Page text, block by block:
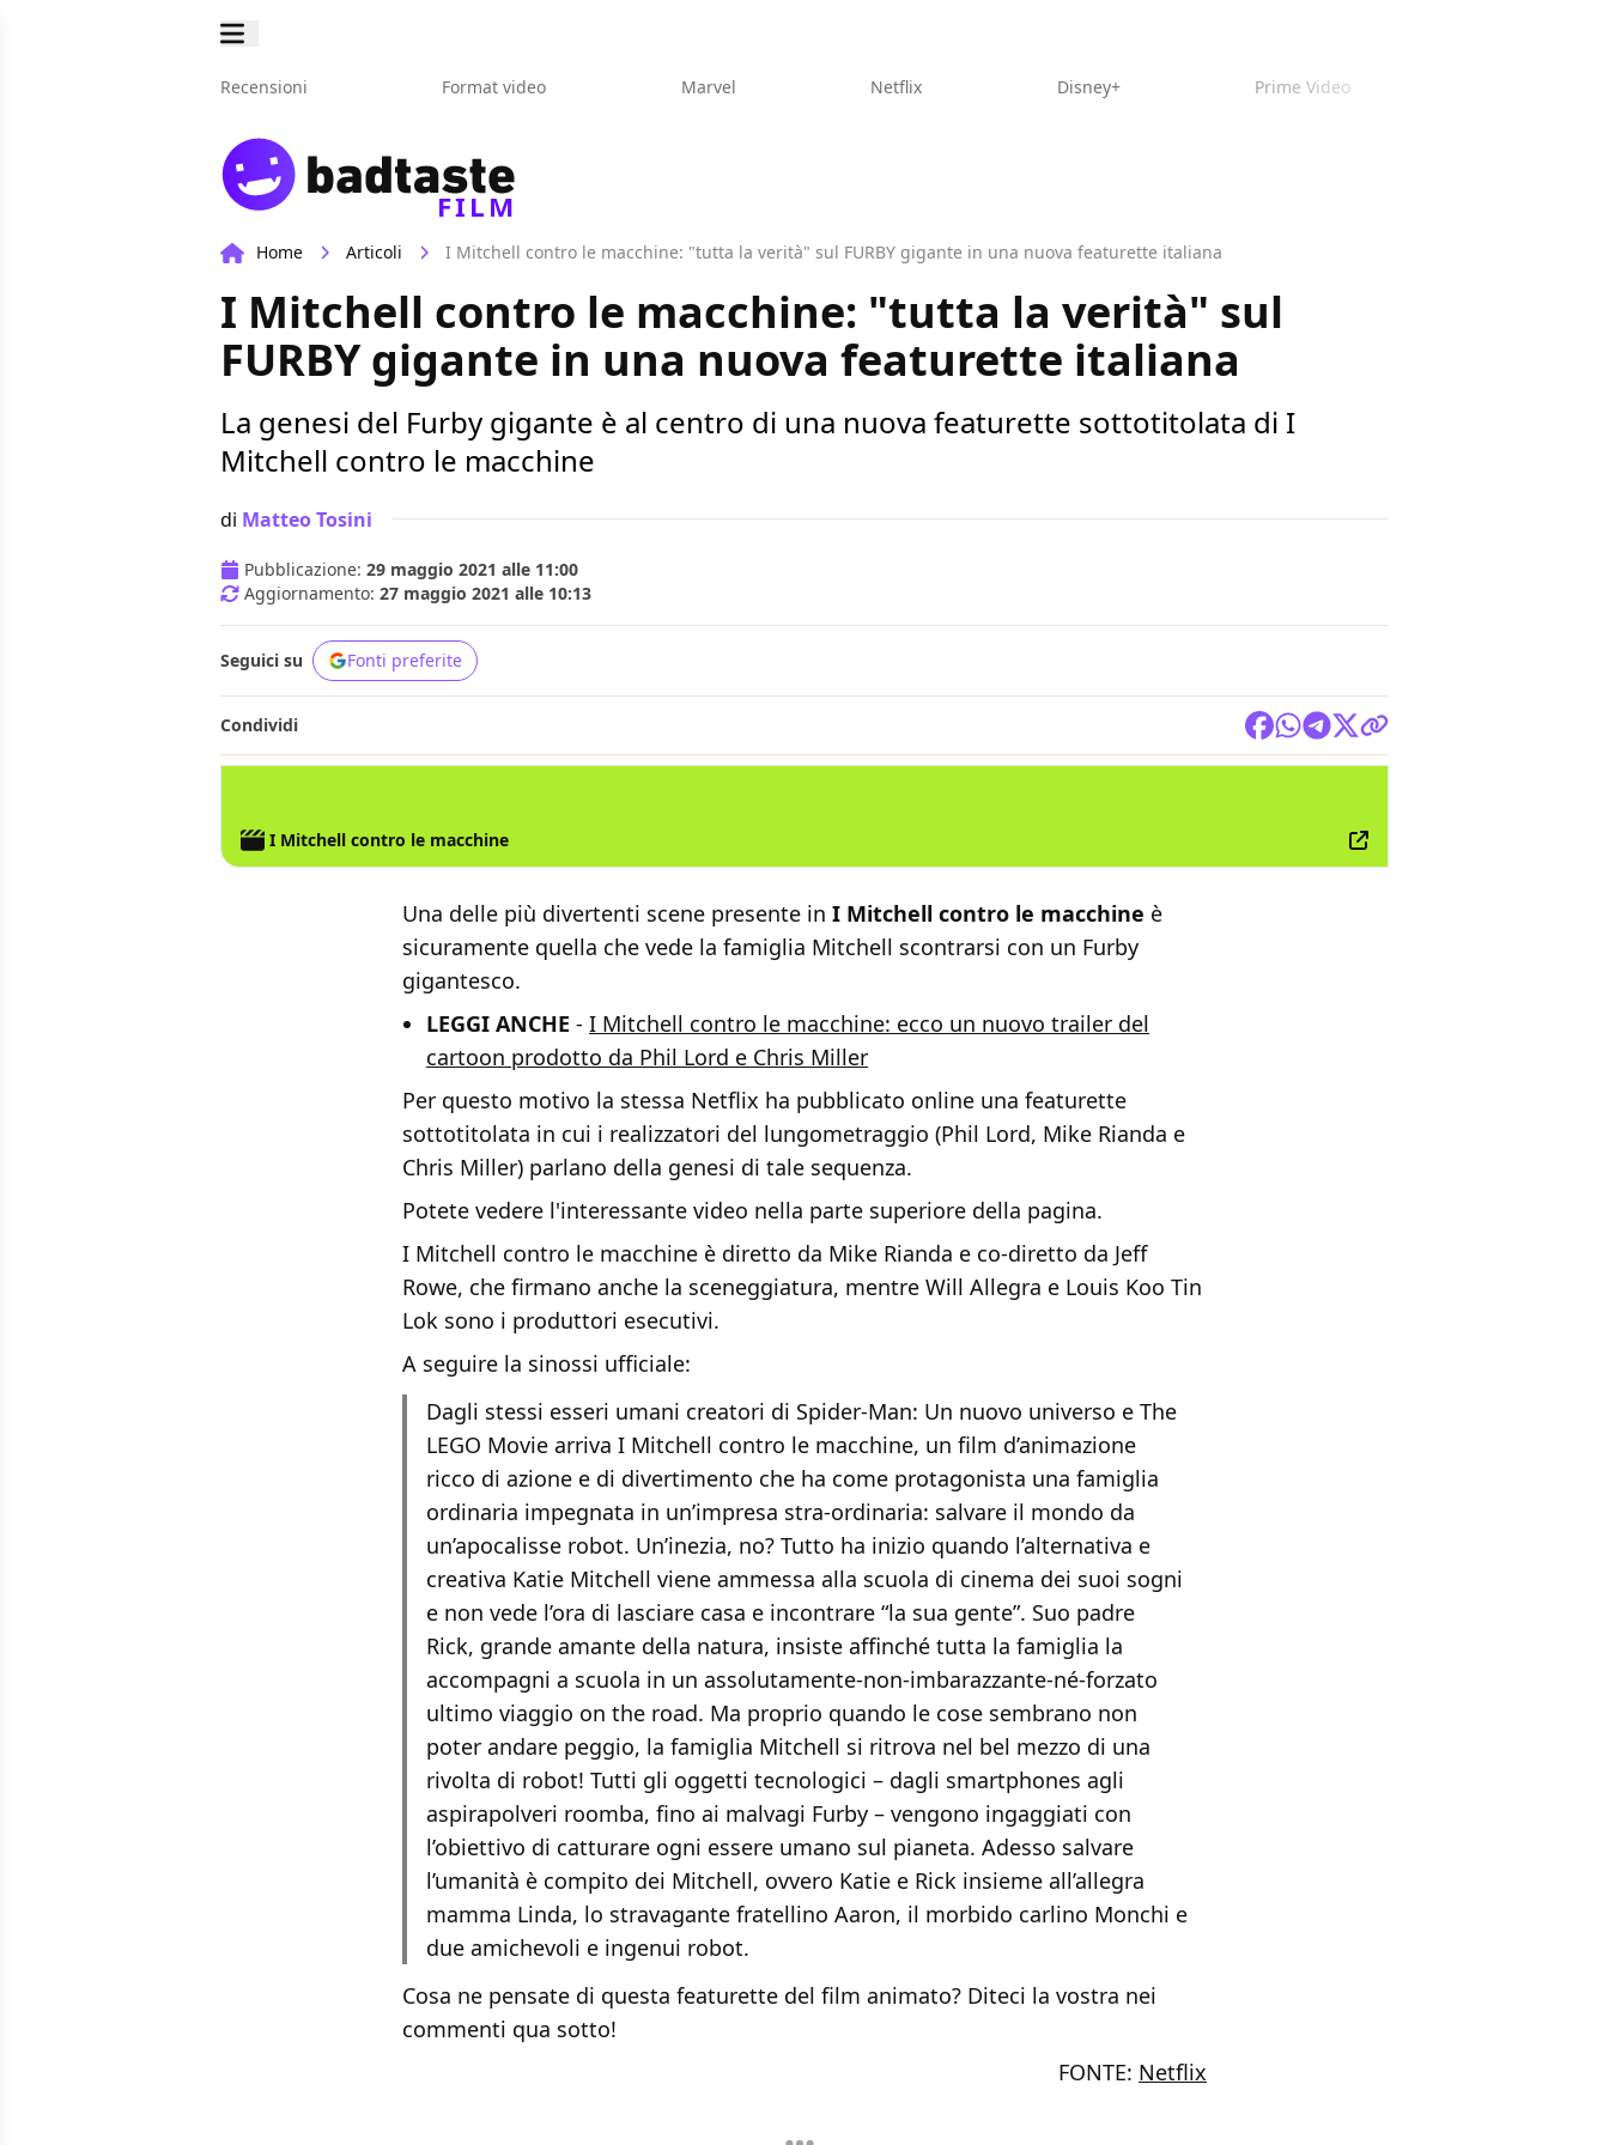
Recensioni Format video Marvel Netflix Disney+ Prime Video
FILM
Home Articoli I Mitchell contro le macchine: "tutta la verità" sul FURBY gigante in una nuova featurette italiana
I Mitchell contro le macchine: "tutta la verità" sul
FURBY gigante in una nuova featurette italiana
La genesi del Furby gigante è al centro di una nuova featurette sottotitolata di I
Mitchell contro le macchine
di Matteo Tosini
Pubblicazione: 29 maggio 2021 alle 11:00
Aggiornamento: 27 maggio 2021 alle 10:13
Seguici su Fonti preferite
Condividi
I Mitchell contro le macchine
Una delle più divertenti scene presente in I Mitchell contro le macchine è
sicuramente quella che vede la famiglia Mitchell scontrarsi con un Furby
gigantesco.
LEGGI ANCHE - I Mitchell contro le macchine: ecco un nuovo trailer del
cartoon prodotto da Phil Lord e Chris Miller
Per questo motivo la stessa Netflix ha pubblicato online una featurette
sottotitolata in cui i realizzatori del lungometraggio (Phil Lord, Mike Rianda e
Chris Miller) parlano della genesi di tale sequenza.
Potete vedere l'interessante video nella parte superiore della pagina.
I Mitchell contro le macchine è diretto da Mike Rianda e co-diretto da Jeff
Rowe, che firmano anche la sceneggiatura, mentre Will Allegra e Louis Koo Tin
Lok sono i produttori esecutivi.
A seguire la sinossi ufficiale:
Dagli stessi esseri umani creatori di Spider-Man: Un nuovo universo e The
LEGO Movie arriva I Mitchell contro le macchine, un film d’animazione
ricco di azione e di divertimento che ha come protagonista una famiglia
ordinaria impegnata in un’impresa stra-ordinaria: salvare il mondo da
un’apocalisse robot. Un’inezia, no? Tutto ha inizio quando l’alternativa e
creativa Katie Mitchell viene ammessa alla scuola di cinema dei suoi sogni
e non vede l’ora di lasciare casa e incontrare “la sua gente”. Suo padre
Rick, grande amante della natura, insiste affinché tutta la famiglia la
accompagni a scuola in un assolutamente-non-imbarazzante-né-forzato
ultimo viaggio on the road. Ma proprio quando le cose sembrano non
poter andare peggio, la famiglia Mitchell si ritrova nel bel mezzo di una
rivolta di robot! Tutti gli oggetti tecnologici – dagli smartphones agli
aspirapolveri roomba, fino ai malvagi Furby – vengono ingaggiati con
l’obiettivo di catturare ogni essere umano sul pianeta. Adesso salvare
l’umanità è compito dei Mitchell, ovvero Katie e Rick insieme all’allegra
mamma Linda, lo stravagante fratellino Aaron, il morbido carlino Monchi e
due amichevoli e ingenui robot.
Cosa ne pensate di questa featurette del film animato? Diteci la vostra nei
commenti qua sotto!
FONTE: Netflix